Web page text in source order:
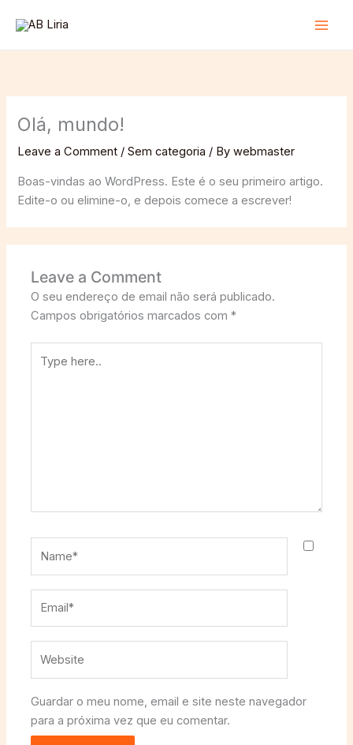
Olá, mundo!
Leave a Comment /Sem categoria / Bywebmaster
Boas-vindas ao WordPress. Este é o seu primeiro artigo.
Edite-o ou elimine-o, e depois comece a escrever!
Leave a Comment
O seu endereço de email não será publicado.
Campos obrigatórios marcados com*
here..
Guardar o meu nome, email e site neste navegador
para a próxima vez que eu comentar.